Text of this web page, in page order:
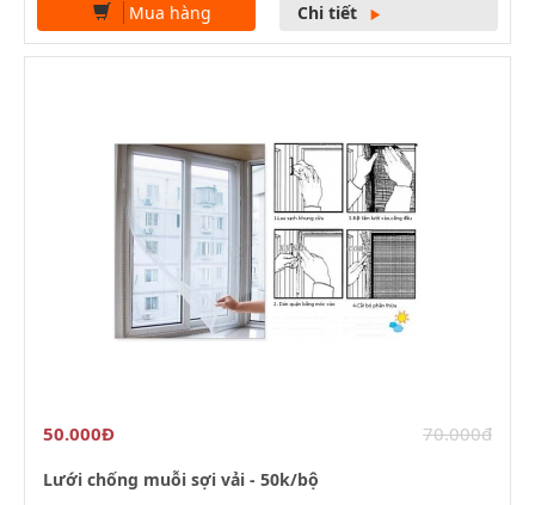
Mua hàng Chi tiết
50.000Đ 70.000đ
Lưới chống muỗi sợi vải - 50k/bộ